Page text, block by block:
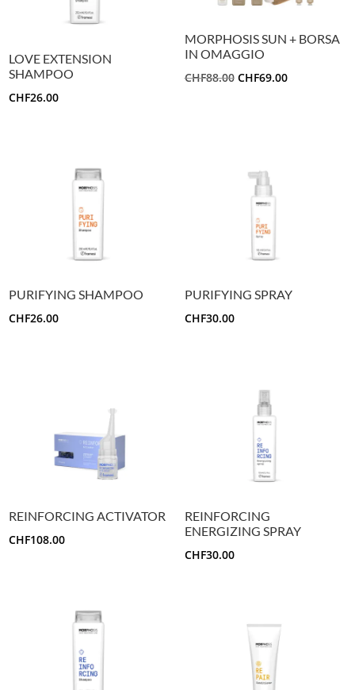
LOVE EXTENSION
SHAMPOO
CHF26.00
MORPHOSIS SUN + BORSA
IN OMAGGIO
CHF88.00 IL
CHF69.00IL
PURIFYING SHAMPOO
CHF26.00
PURIFYING SPRAY
CHF30.00
REINFORCING ACTIVATOR
CHF108.00
REINFORCING
ENERGIZING SPRAY
CHF30.00